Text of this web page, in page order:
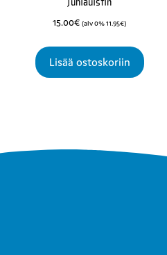
15.00€ (alv 0%11.95€)
Lisää ostoskoriin